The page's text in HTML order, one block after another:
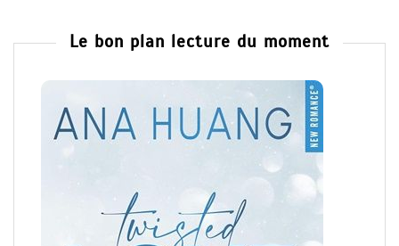
Le bon plan lecture du moment